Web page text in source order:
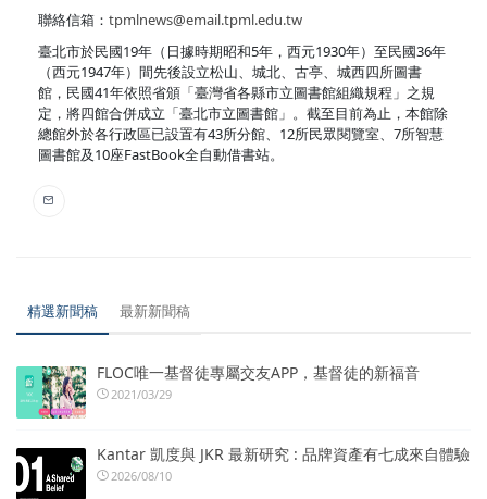
聯絡信箱： tpmlnews@email.tpml.edu.tw
臺北市於民國19年（日據時期昭和5年，西元1930年）至民國36年
（西元1947年）間先後設立松山、城北、古亭、城西四所圖書
館，民國41年依照省頒「臺灣省各縣市立圖書館組織規程」之規
定，將四館合併成立「臺北市立圖書館」。截至目前為止，本館除
總館外於各行政區已設置有43所分館、12所民眾閱覽室、7所智慧
圖書館及10座FastBook全自動借書站。
精選新聞稿 最新新聞稿
FLOC唯一基督徒專屬交友APP，基督徒的新福音
2021/03/29
Kantar 凱度與 JKR 最新研究 : 品牌資產有七成來自體驗
2026/08/10